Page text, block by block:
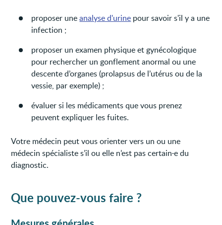
proposer uneanalyse d'urine pour savoir s'il y a une
infection ;
proposer un examen physique et gynécologique
pour rechercher un gonflement anormal ou une
descente d’organes (prolapsus de l’utérus ou de la
vessie, par exemple) ;
évaluer si les médicaments que vous prenez
peuvent expliquer les fuites.
Votre médecin peut vous orienter vers un ou une
médecin spécialiste s’il ou elle n’est pas certain·e du
diagnostic.
Que pouvez-vous faire ?